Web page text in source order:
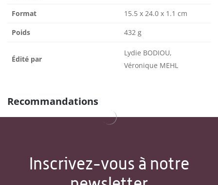
Format 15.5 x 24.0 x 1.1 cm
Poids 432 g
Édité par
Lydie BODIOU,
Véronique MEHL
Recommandations
Inscrivez-vous à notre